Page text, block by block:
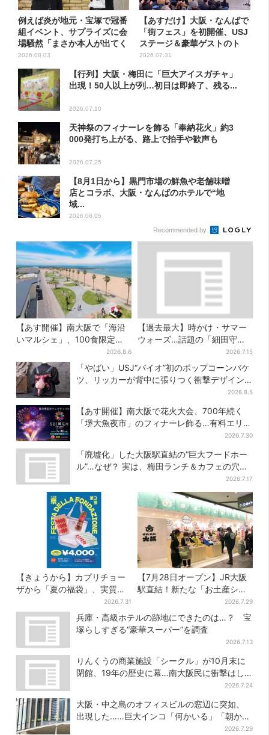
例えば炎が地元・宝塚で冠番
組イベント、サプライズに会
場騒然「まさか本人が出てく
る...
2026.08.03
【あすだけ】大阪・なんばで
「街フェス」を初開催、USJ
ステージ＆豪華ゲストのト
ー...
2026.07.31
【行列】大阪・梅田に「巨大アイスガチャ」
出現！50人以上が列…初日は即終了、残る...
2026.07.10
天神祭のフィナーレを飾る「奉納花火」約3
000発打ち上がる、路上で拍手や歓声も
2026.07.25
【8月1日から】黒門市場の鮮魚や老舗味噌
店とコラボ、大阪・なんばのホテルで“地
域...
2026.08.05
Recommended by
【あす開催】南大阪で「海沿
いマルシェ」、100食限定
「たこ飯」のふるまい＆キッ
ズ縁日も
2026.8.6
【過去最大】時かけ・サマー
ウォーズ…話題の「細田守」
展が大阪で、貴重な資料に
「泣きそうになった」
2026.7.15
「やばい」USJ“バイオ”初のポップコーンバケ
ツ、リッカーが背中に張りつく衝撃デザイン
2026.8.5
【あす開催】南大阪で花火大会、700年続く
「堺大魚夜市」のフィナーレ飾る…有料エリア
2026.7.30
「廃墟化」した大阪駅直結の“巨大フードホー
ル”…なぜ？ 実は、梅田ランチ＆カフェの穴場
2026.7.17
【きょうから】カプリチョー
ザから「夏の福袋」、実質無
料…？値段以上の食事券＆限
定アイテム付き
2026.7.31
【7月28日オープン】JR大阪
駅直結！新たな「お土産ショ
ップ」、銘菓バラ売りで地元
民の“おやつ調達”にも
2026.7.29
兵庫・高級ホテルの跡地にできたのは…？ 宝
塚らしすぎる“豪華スーパー”を調査
2026.7.13
りんくうの商業施設「シークル」が10月末に
閉館、19年の歴史に幕…南大阪民に衝撃はし
2026.7.24
大阪・中之島のオフィスビルの窓辺に突如、
出現した……巨大インコ「何かいる」「朝から
2026.7.29